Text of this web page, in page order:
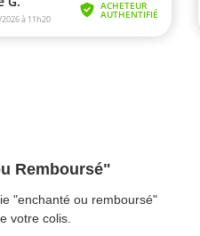
Remboursé"
"enchanté ou remboursé"
votre colis.